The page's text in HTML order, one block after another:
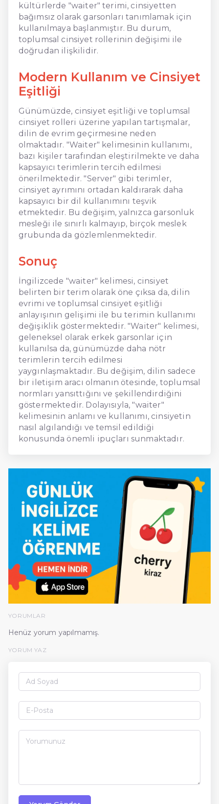
kültürlerde "waiter" terimi, cinsiyetten
bağımsız olarak garsonları tanımlamak için
kullanılmaya başlanmıştır. Bu durum,
toplumsal cinsiyet rollerinin değişimi ile
doğrudan ilişkilidir.
Modern Kullanım ve Cinsiyet
Eşitliği
Günümüzde, cinsiyet eşitliği ve toplumsal
cinsiyet rolleri üzerine yapılan tartışmalar,
dilin de evrim geçirmesine neden
olmaktadır. "Waiter" kelimesinin kullanımı,
bazı kişiler tarafından eleştirilmekte ve daha
kapsayıcı terimlerin tercih edilmesi
önerilmektedir. "Server" gibi terimler,
cinsiyet ayrımını ortadan kaldırarak daha
kapsayıcı bir dil kullanımını teşvik
etmektedir. Bu değişim, yalnızca garsonluk
mesleği ile sınırlı kalmayıp, birçok meslek
grubunda da gözlemlenmektedir.
Sonuç
İngilizcede "waiter" kelimesi, cinsiyet
belirten bir terim olarak öne çıksa da, dilin
evrimi ve toplumsal cinsiyet eşitliği
anlayışının gelişimi ile bu terimin kullanımı
değişiklik göstermektedir. "Waiter" kelimesi,
geleneksel olarak erkek garsonlar için
kullanılsa da, günümüzde daha nötr
terimlerin tercih edilmesi
yaygınlaşmaktadır. Bu değişim, dilin sadece
bir iletişim aracı olmanın ötesinde, toplumsal
normları yansıttığını ve şekillendirdiğini
göstermektedir. Dolayısıyla, "waiter"
kelimesinin anlamı ve kullanımı, cinsiyetin
nasıl algılandığı ve temsil edildiği
konusunda önemli ipuçları sunmaktadır.
YORUMLAR
Henüz yorum yapılmamış.
YORUM YAZ